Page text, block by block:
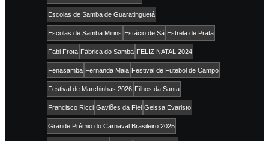
Escolas de Samba de Guaratinguetá
Escolas de Samba Mirins Estácio de Sá Estrela de Prata
Fabi Frota Fábrica do Samba FELIZ NATAL 2024
Fenasamba Fernanda Maia Festival de Futebol de Campo
Festival de Marchinhas 2026 Filhos da Santa
Francisco Ricci Gaviões da Fiel Geissa Evaristo
Grande Prêmio do Carnaval Brasileiro 2025